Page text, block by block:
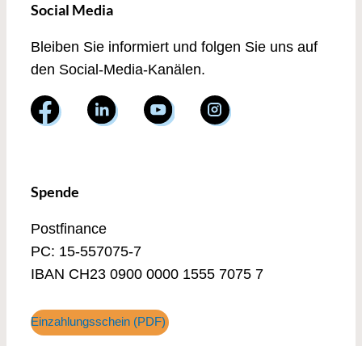
Social Media
Bleiben Sie informiert und folgen Sie uns auf
den Social-Media-Kanälen.
Spende
Postfinance
PC: 15-557075-7
IBAN CH23 0900 0000 1555 7075 7
Einzahlungsschein (PDF)